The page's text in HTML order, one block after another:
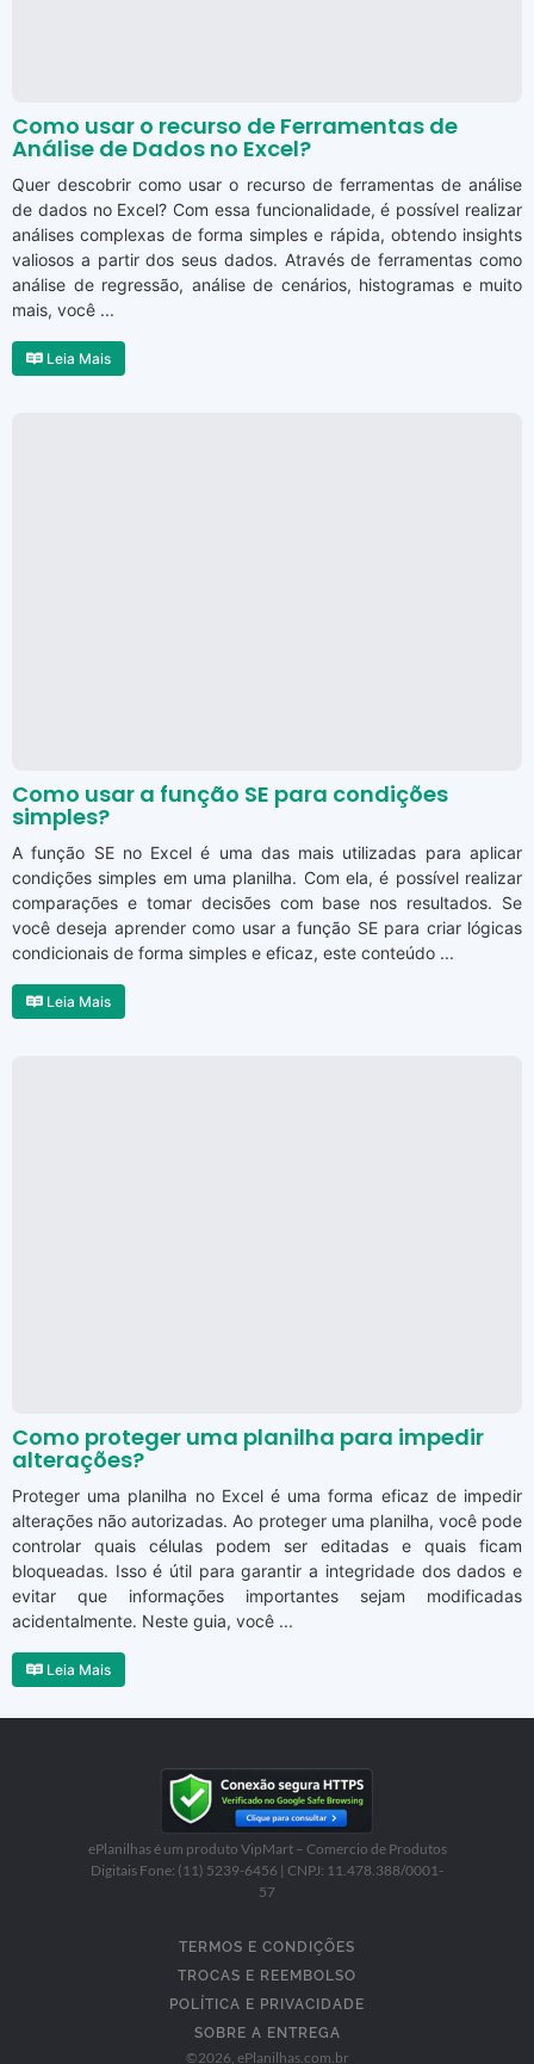
Como usar o recurso de Ferramentas de
Análise de Dados no Excel?
Quer descobrir como usar o recurso de ferramentas de análise
de dados no Excel? Com essa funcionalidade, é possível realizar
análises complexas de forma simples e rápida, obtendo insights
valiosos a partir dos seus dados. Através de ferramentas como
análise de regressão, análise de cenários, histogramas e muito
mais, você ...
Leia Mais
Como usar a função SE para condições
simples?
A função SE no Excel é uma das mais utilizadas para aplicar
condições simples em uma planilha. Com ela, é possível realizar
comparações e tomar decisões com base nos resultados. Se
você deseja aprender como usar a função SE para criar lógicas
condicionais de forma simples e eficaz, este conteúdo ...
Leia Mais
Como proteger uma planilha para impedir
alterações?
Proteger uma planilha no Excel é uma forma eficaz de impedir
alterações não autorizadas. Ao proteger uma planilha, você pode
controlar quais células podem ser editadas e quais ficam
bloqueadas. Isso é útil para garantir a integridade dos dados e
evitar que informações importantes sejam modificadas
acidentalmente. Neste guia, você ...
Leia Mais
ePlanilhas é um produto VipMart – Comercio de Produtos
Digitais Fone: (11) 5239-6456 | CNPJ: 11.478.388/0001-
57
TERMOS E CONDIÇÕES
TROCAS E REEMBOLSO
POLÍTICA E PRIVACIDADE
SOBRE A ENTREGA
©2026 , ePlanilhas.com.br